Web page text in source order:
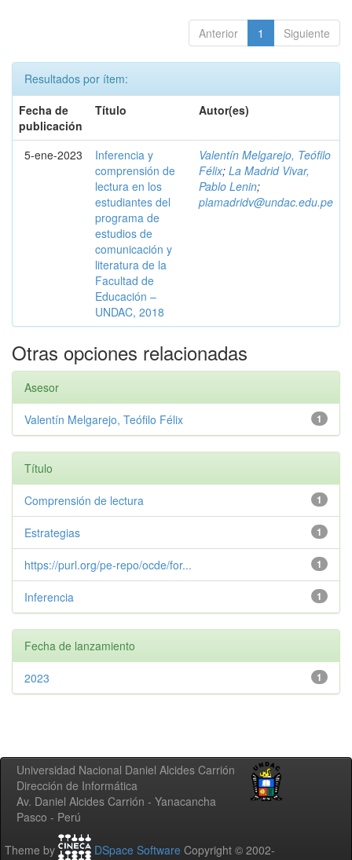
Anterior 1 Siguiente
Resultados por ítem:
Fecha de
publicación
Título Autor(es)
5-ene-2023
Inferencia y
comprensión de
lectura en los
estudiantes del
programa de
estudios de
comunicación y
literatura de la
Facultad de
Educación –
UNDAC, 2018
Valentín Melgarejo, Teófilo
Félix; La Madrid Vivar,
Pablo Lenin;
plamadridv@undac.edu.pe
Otras opciones relacionadas
Asesor
1
Valentín Melgarejo, Teófilo Félix
Título
1
Comprensión de lectura
1
Estrategias
1
https://purl.org/pe-repo/ocde/for...
1
Inferencia
Fecha de lanzamiento
1
2023
Universidad Nacional Daniel Alcides Carrión
Dirección de Informática
Av. Daniel Alcides Carrión - Yanacancha
Pasco - Perú
Theme by DSpace Software Copyright © 2002-